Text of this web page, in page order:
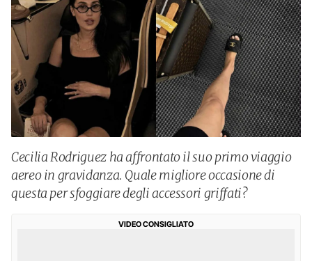
Cecilia Rodriguez ha affrontato il suo primo viaggio
aereo in gravidanza. Quale migliore occasione di
questa per sfoggiare degli accessori griffati?
VIDEO CONSIGLIATO